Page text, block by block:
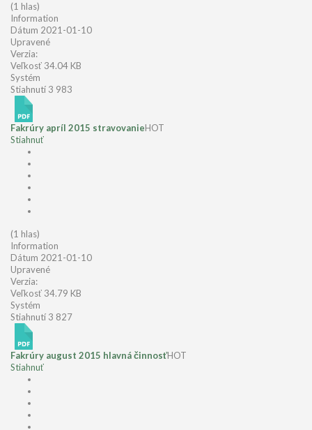
(1 hlas)
Information
Dátum 2021-01-10
Upravené
Verzia:
Veľkosť 34.04 KB
Systém
Stiahnutí 3 983
Fakrúry apríl 2015 stravovanieHOT
Stiahnuť
(1 hlas)
Information
Dátum 2021-01-10
Upravené
Verzia:
Veľkosť 34.79 KB
Systém
Stiahnutí 3 827
Fakrúry august 2015 hlavná činnosťHOT
Stiahnuť